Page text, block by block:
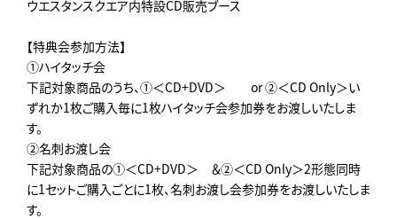
ウエスタンスクエア内特設CD販売ブース
【特典会参加方法】
①ハイタッチ会
下記対象商品のうち、①＜CD+DVD＞ or ②＜CD Only＞い
ずれか1枚ご購入毎に1枚ハイタッチ会参加券をお渡しいたしま
す。
②名刺お渡し会
下記対象商品の①＜CD+DVD＞ ＆②＜CD Only＞2形態同時
に1セットご購入ごとに1枚、名刺お渡し会参加券をお渡しいたしま
す。